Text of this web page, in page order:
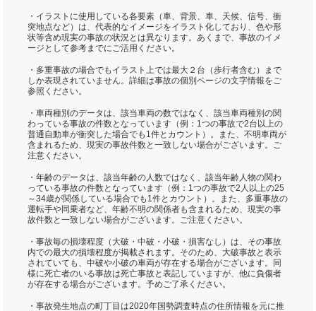
・イラストに使用している各要素（車、背景、車、天候、信号、衝
突地点など）は、代表的なイメージをイラスト化しており、色や形
状等含め現実の事故の状況とは異なります。あくまで、事故のイメ
ージとして参考までにご活用ください。
・多重事故の場合でもイラスト上では最大２台（歩行者含む）まで
しか表現されていません。詳細は事故の個別ページの文字情報をご
参照ください。
・車両種別のデータは、該当車両の数ではなく、該当車両種別の関
わっている事故の件数となっています（例：1つの事故で2台以上の
普通自動車が衝突した場合でも1件とカウント）。また、不明車両が
含まれるため、現実の事故件数と一致しない場合がございます。ご
注意ください。
・年齢のデータは、該当年齢の人数ではなく、該当年齢人物の関わ
っている事故の件数となっています（例：1つの事故で2人以上の25
～34歳が関係している場合でも1件とカウント）。また、多重事故の
運転手や同乗者など、年齢不明の関係者も含まれるため、現実の事
故件数と一致しない場合がございます。ご注意ください。
・事故毎の損壊程度（大破・中破・小破・損害なし）は、その事故
内での最大の損壊程度が掲載されます。そのため、大破事故と表示
されていても、中破や小破の車両が存在する場合がございます。同
様に死亡者のいる事故は死亡事故と表記していますが、他に負傷者
が存在する場合がございます。予めご了承ください。
・事故発生地点の町丁目は2020年国勢調査時点の住所情報を元に推